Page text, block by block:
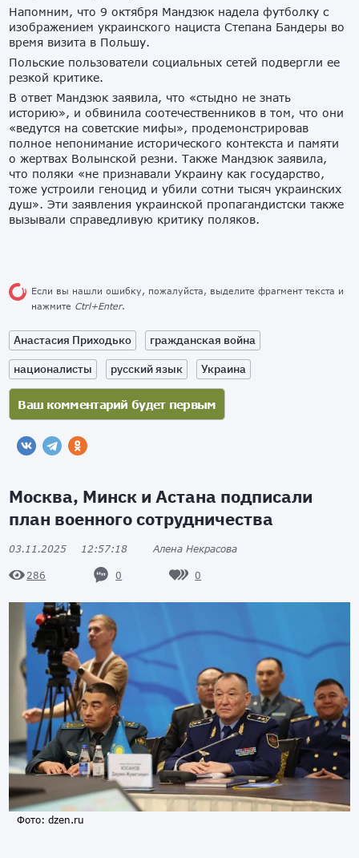
Напомним, что 9 октября Мандзюк надела футболку с
изображением украинского нациста Степана Бандеры во
время визита в Польшу.
Польские пользователи социальных сетей подвергли ее
резкой критике.
В ответ Мандзюк заявила, что «стыдно не знать
историю», и обвинила соотечественников в том, что они
«ведутся на советские мифы», продемонстрировав
полное непонимание исторического контекста и памяти
о жертвах Волынской резни. Также Мандзюк заявила,
что поляки «не признавали Украину как государство,
тоже устроили геноцид и убили сотни тысяч украинских
душ». Эти заявления украинской пропагандистски также
вызывали справедливую критику поляков.
Если вы нашли ошибку, пожалуйста, выделите фрагмент текста и
нажмите Ctrl+Enter.
Анастасия Приходько
гражданская война
националисты
русский язык Украина
Москва, Минск и Астана подписали
план военного сотрудничества
03.11.2025 12:57:18 Алена Некрасова
286 0 0
Фото: dzen.ru